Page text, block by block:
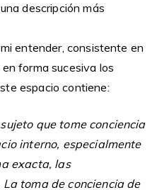
descripción más
entender, consistente en
forma sucesiva los
espacio contiene:
que tome conciencia
interno, especialmente
exacta, las
toma de conciencia de